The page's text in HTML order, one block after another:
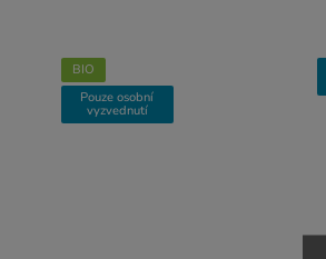
BIO
Pouze osobní
vyzvednutí